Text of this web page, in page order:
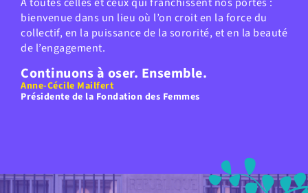
bienvenue dans un lieu où l’on croit en la force du
collectif, en la puissance de la sororité, et en la beauté
de l’engagement.
Continuons à oser. Ensemble.
Anne-Cécile Mailfert
Présidente de la Fondation des Femmes